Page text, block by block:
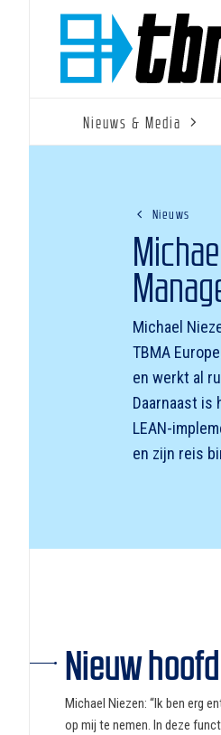
Nieuws & Media
Nieuws
Michael
TBMA
en werkt al
Daarnaast is
LEAN-
en zijn reis
Nieuw
Michael Niezen: “Ik ben erg
op mij te nemen. In deze